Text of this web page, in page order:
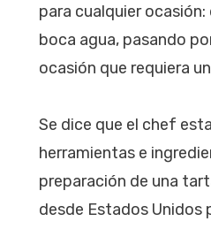
para cualquier
boca agua, pasando
ocasión que requiera
Se dice que el chef
herramientas e
preparación de una
desde Estados Unidos